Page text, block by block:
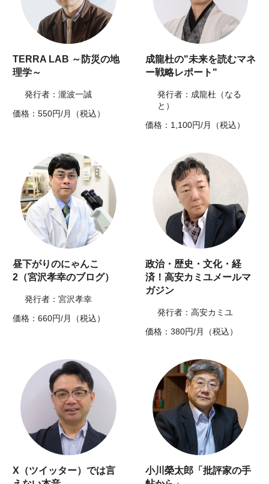
TERRA LAB ～防災の地
理学～
発行者：瀧波一誠
価格：550円/月（税込）
成龍杜の"未来を読むマネ
ー戦略レポート"
発行者：成龍杜（なる
と）
価格：1,100円/月（税込）
昼下がりのにゃんこ
2（宮沢孝幸のブログ）
発行者：宮沢孝幸
価格：660円/月（税込）
政治・歴史・文化・経
済！高安カミユメールマ
ガジン
発行者：高安カミユ
価格：380円/月（税込）
X（ツイッター）では言
小川榮太郎「批評家の手